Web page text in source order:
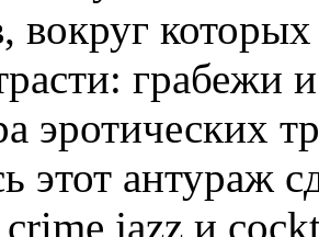
вокруг
грабежи
эротических
этот антураж
jazz и